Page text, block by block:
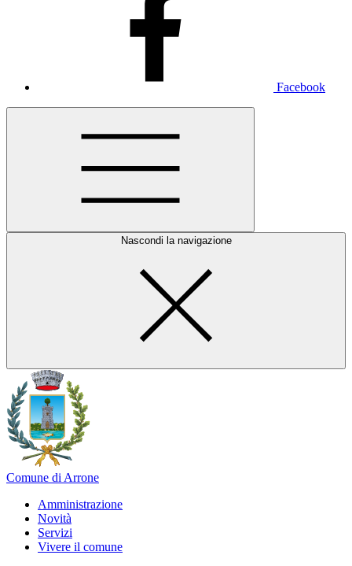
Facebook
Nascondi la navigazione
Comune di Arrone
Amministrazione
Novità
Servizi
Vivere il comune